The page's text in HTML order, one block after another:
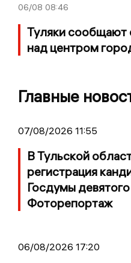
06/08 08:46
Туляки сообщают
над центром
Главные
07/08/2026 11:55
В Тульской
регистрация
Госдумы
Фоторепортаж
06/08/2026 17:20